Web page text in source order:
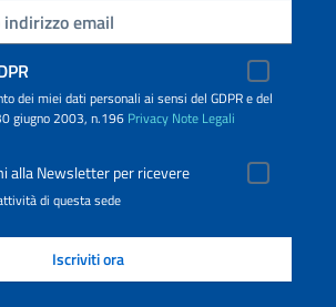
dei miei dati personali ai sensi del GDPR e del
giugno 2003, n.196 Privacy Note Legali
alla Newsletter per ricevere
di questa sede